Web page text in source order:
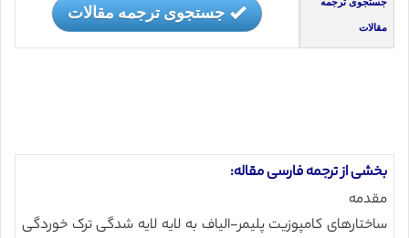
مقالات
جستجوی ترجمه مقالات
بخشی از ترجمه فارسی مقاله:
مقدمه
ساختارهای کامپوزیت پلیمر-الیاف به لایه لایه شدگی ترک خوردگی